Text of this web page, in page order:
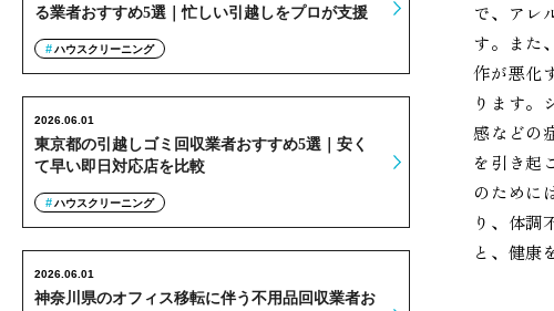
で、アレ
す。また
作が悪化
ります。
感などの
を引き起
のために
り、体調
と、健康
る業者おすすめ5選｜忙しい引越しをプロが支援
ハウスクリーニング
東京都の引越しゴミ回収業者おすすめ5選｜安く
て早い即日対応店を比較
2026.06.01
ハウスクリーニング
神奈川県のオフィス移転に伴う不用品回収業者お
2026.06.01